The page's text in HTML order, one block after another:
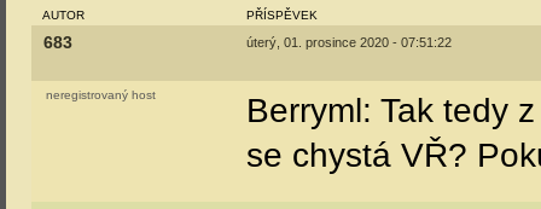
AUTOR PŘÍSPĚVEK
683 úterý, 01. prosince 2020 - 07:51:22
neregistrovaný host
Berryml: Tak tedy
se chystá VŘ?